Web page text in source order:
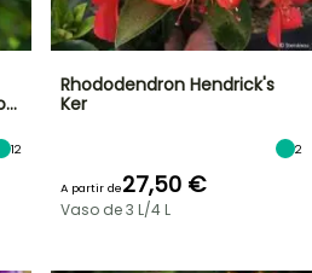
12
Rhododendron Hendrick's
Ker
2
A partir de27,50 €
Vaso de 3 L/4 L